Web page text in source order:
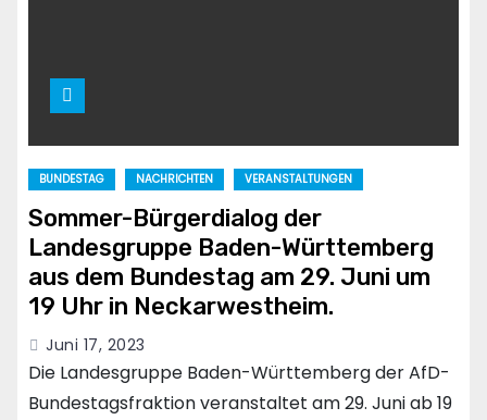
BUNDESTAG NACHRICHTEN VERANSTALTUNGEN
Sommer-Bürgerdialog der
Landesgruppe Baden-Württemberg
aus dem Bundestag am 29. Juni um
19 Uhr in Neckarwestheim.
Juni 17, 2023
Die Landesgruppe Baden-Württemberg der AfD-
Bundestagsfraktion veranstaltet am 29. Juni ab 19